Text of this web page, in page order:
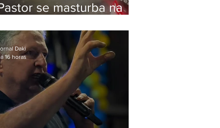
se masturba na
na Zona Oeste
Daki
16 horas